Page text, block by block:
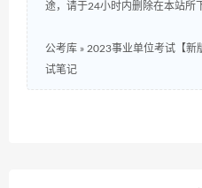
途，请于24小时内删除在本站所
公考库 » 2023事业单位考试【新
试笔记